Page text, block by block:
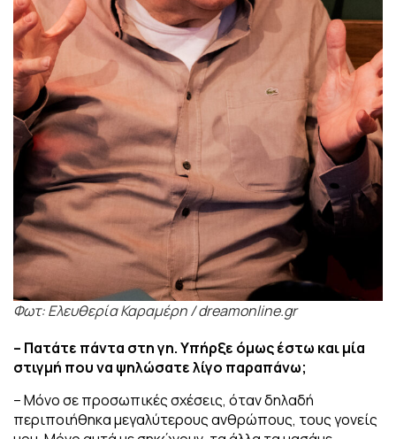
Φωτ: Ελευθερία Καραμέρη / dreamonline.gr
– Πατάτε πάντα στη γη. Υπήρξε όμως έστω και μία
στιγμή που να ψηλώσατε λίγο παραπάνω;
– Μόνο σε προσωπικές σχέσεις, όταν δηλαδή
περιποιήθηκα μεγαλύτερους ανθρώπους, τους γονείς